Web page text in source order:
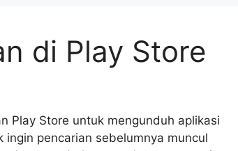
di Play Store
Play Store untuk mengunduh aplikasi
pencarian sebelumnya muncul